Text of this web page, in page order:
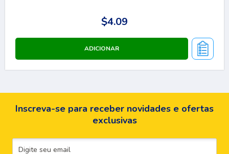
$4.09
Inscreva-se para receber novidades e ofertas
exclusivas